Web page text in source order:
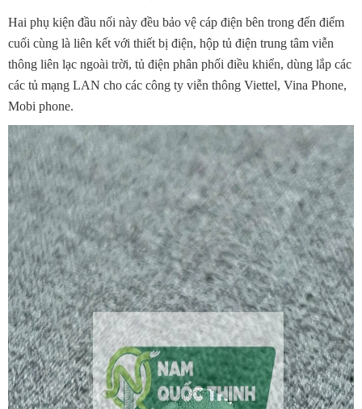
Hai phụ kiện đầu nối này đều bảo vệ cáp điện bên trong đến điểm
cuối cùng là liên kết với thiết bị điện, hộp tủ điện trung tâm viễn
thông liên lạc ngoài trời, tủ điện phân phối điều khiển, dùng lắp các
các tủ mạng LAN cho các công ty viễn thông Viettel, Vina Phone,
Mobi phone.